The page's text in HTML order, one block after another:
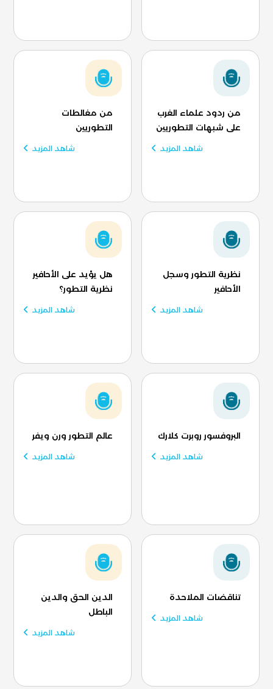
من ردود علماء الغرب
على شبهات التطوريين
شاهد المزيد
من مغالطات
التطوريين
شاهد المزيد
نظرية التطور وسجل
الأحافير
شاهد المزيد
هل يؤيد على الأحافير
نظرية التطور؟
شاهد المزيد
البروفسور روبرت كلارك
شاهد المزيد
عالم التطور ورن ويفر
شاهد المزيد
تناقضات الملاحدة
شاهد المزيد
الدين الحق والدين
الباطل
شاهد المزيد